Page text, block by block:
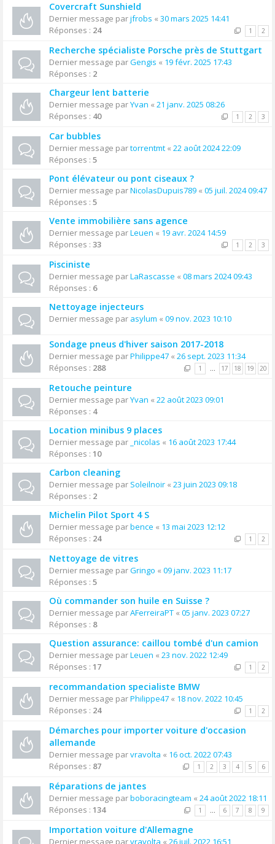
Covercraft Sunshield
Dernier message parjfrobs « 30 mars 2025 14:41
Réponses : 24 1 2
Recherche spécialiste Porsche près de Stuttgart
Dernier message parGengis « 19 févr. 2025 17:43
Réponses : 2
Chargeur lent batterie
Dernier message parYvan « 21 janv. 2025 08:26
Réponses : 40 1 2 3
Car bubbles
Dernier message partorrentmt « 22 août 2024 22:09
Réponses : 5
Pont élévateur ou pont ciseaux ?
Dernier message parNicolasDupuis789 « 05 juil. 2024 09:47
Réponses : 5
Vente immobilière sans agence
Dernier message parLeuen « 19 avr. 2024 14:59
Réponses : 33 1 2 3
Pisciniste
Dernier message parLaRascasse « 08 mars 2024 09:43
Réponses : 6
Nettoyage injecteurs
Dernier message par asylum « 09 nov. 2023 10:10
Sondage pneus d'hiver saison 2017-2018
Dernier message parPhilippe47 « 26 sept. 2023 11:34
Réponses : 288 1 … 17 18 19 20
Retouche peinture
Dernier message parYvan « 22 août 2023 09:01
Réponses : 4
Location minibus 9 places
Dernier message par _nicolas « 16 août 2023 17:44
Réponses : 10
Carbon cleaning
Dernier message par Soleilnoir « 23 juin 2023 09:18
Réponses : 2
Michelin Pilot Sport 4 S
Dernier message parbence « 13 mai 2023 12:12
Réponses : 24 1 2
Nettoyage de vitres
Dernier message parGringo « 09 janv. 2023 11:17
Réponses : 5
Où commander son huile en Suisse ?
Dernier message parAFerreiraPT « 05 janv. 2023 07:27
Réponses : 8
Question assurance: caillou tombé d'un camion
Dernier message parLeuen « 23 nov. 2022 12:49
Réponses : 17 1 2
recommandation specialiste BMW
Dernier message parPhilippe47 « 18 nov. 2022 10:45
Réponses : 24 1 2
Démarches pour importer voiture d'occasion
allemande
Dernier message parvravolta « 16 oct. 2022 07:43
Réponses : 87 1 2 3 4 5 6
Réparations de jantes
Dernier message parboboracingteam « 24 août 2022 18:11
Réponses : 134 1 … 6 7 8 9
Importation voiture d'Allemagne
Dernier message parvravolta « 26 juil. 2022 16:51